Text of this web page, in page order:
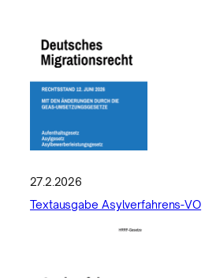
27.2.2026
Textausgabe Asylverfahrens-VO